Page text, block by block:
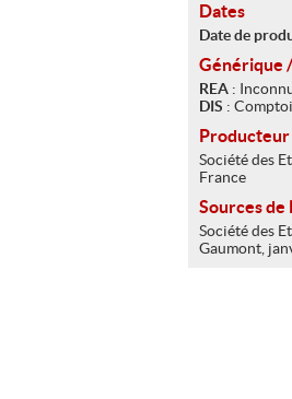
Dates
Date de
Générique
REA :
DIS :
Producteur
Société des
France
Sources de
Société des
Gaumont,